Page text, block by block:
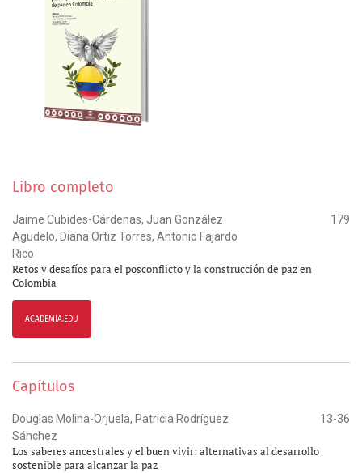
Libro completo
Jaime Cubides-Cárdenas, Juan González
Agudelo, Diana Ortiz Torres, Antonio Fajardo
Rico
179
Retos y desafíos para el posconflicto y la construcción de paz en
Colombia
ACADEMIA.EDU
Capítulos
Douglas Molina-Orjuela, Patricia Rodríguez
Sánchez
13-36
Los saberes ancestrales y el buen vivir: alternativas al desarrollo
sostenible para alcanzar la paz